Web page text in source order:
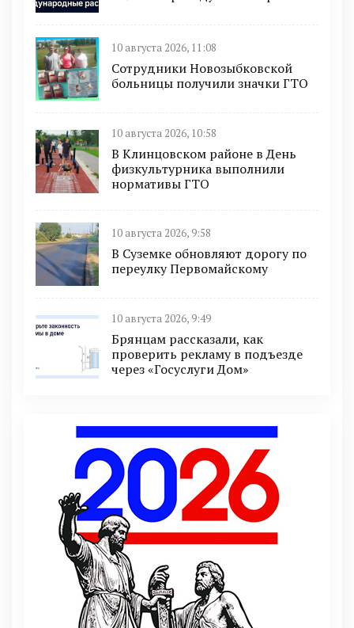
10 августа 2026, 11:08
Сотрудники Новозыбковской
больницы получили значки ГТО
10 августа 2026, 10:58
В Клинцовском районе в День
физкультурника выполнили
нормативы ГТО
10 августа 2026, 9:58
В Суземке обновляют дорогу по
переулку Первомайскому
10 августа 2026, 9:49
Брянцам рассказали, как
проверить рекламу в подъезде
через «Госуслуги Дом»